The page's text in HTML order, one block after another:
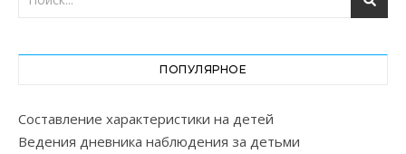
ПОПУЛЯРНОЕ
Составление характеристики на детей
Ведения дневника наблюдения за детьми